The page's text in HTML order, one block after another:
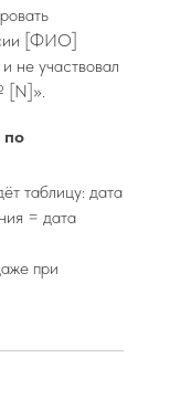
[ФИО]
не участвовал
[N]».
по
таблицу: дата
= дата
при